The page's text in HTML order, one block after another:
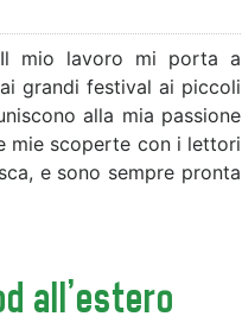
Il mio lavoro mi porta a
grandi festival ai piccoli
alla mia passione
mie scoperte con i lettori
e sono sempre pronta
all'estero